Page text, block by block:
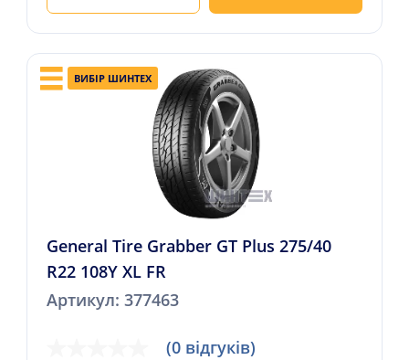
ВИБІР ШИНТЕХ
General Tire Grabber GT Plus 275/40
R22 108Y XL FR
Артикул: 377463
(0 відгуків)